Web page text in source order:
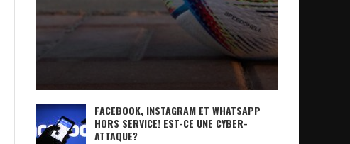
FACEBOOK, INSTAGRAM ET WHATSAPP
HORS SERVICE! EST-CE UNE CYBER-
ATTAQUE?